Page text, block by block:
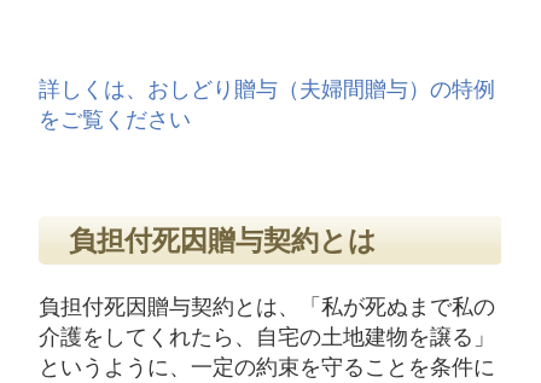
詳しくは、おしどり贈与（夫婦間贈与）の特例
をご覧ください
負担付死因贈与契約とは
負担付死因贈与契約とは、「私が死ぬまで私の
介護をしてくれたら、自宅の土地建物を譲る」
というように、一定の約束を守ることを条件に